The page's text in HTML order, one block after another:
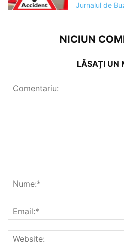
Jurnalul de
NICIUN
LĂSAȚI UN